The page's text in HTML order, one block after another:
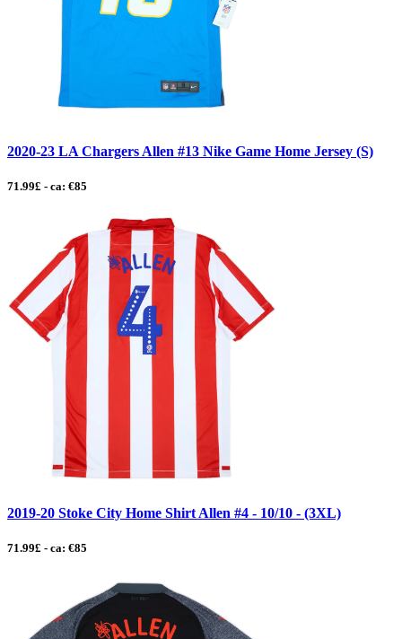
2020-23 LA Chargers Allen #13 Nike Game Home Jersey (S)
71.99£ - ca: €85
2019-20 Stoke City Home Shirt Allen #4 - 10/10 - (3XL)
71.99£ - ca: €85